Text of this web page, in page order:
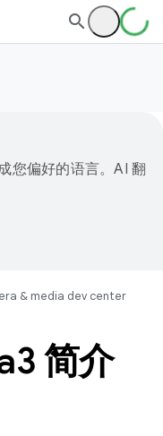
您偏好的语言。AI 翻
& media dev center
简介